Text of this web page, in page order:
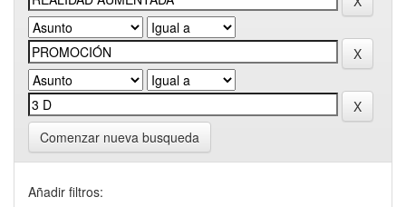
Comenzar nueva busqueda
Añadir filtros: